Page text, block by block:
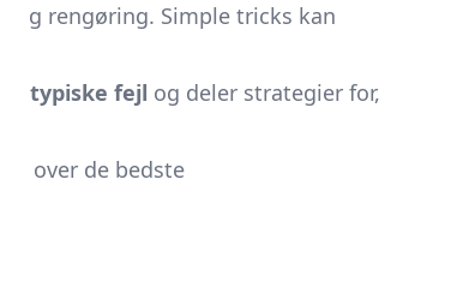
og rengøring. Simple tricks kan
typiske fejl og deler strategier for,
over de bedste